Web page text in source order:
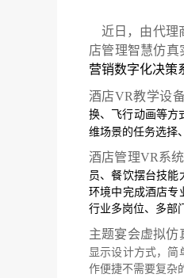
近日，由代理
店管理智慧仿真
营销数字化决策
酒店VR教学设备
换、飞行动画等方
维场景的任务选择
酒店管理VR系统
员、餐饮摆台技
环境中完成酒店专
行业多岗位、多部
主题宴会虚拟仿
显示设计方式，
作便捷不需要复杂